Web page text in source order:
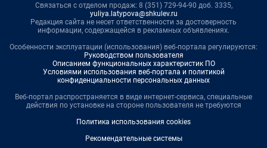
Связаться с отделом продаж: 8 (351) 729-94-90 доб. 3335,
yuliya.latypova@shkulev.ru
Редакция сайта не несет ответственности за достоверность
информации, содержащейся в рекламных объявлениях.
Особенности эксплуатации (использования) веб-портала регулируются:
Руководством пользователя
Описанием функциональных характеристик ПО
Условиями использования веб-портала и политикой
конфиденциальности персональных данных
Веб-портал распространяется в виде интернет-сервиса, специальные
действия по установке на стороне пользователя не требуются
Политика использования cookies
Рекомендательные системы